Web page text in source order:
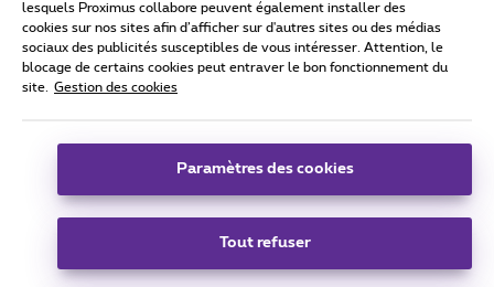
Tous droits réservés. © 2026
Conditions générales, info consommateur
Coordonnées de l’entreprise
Boulevard du Roi Albert II 27 - B-1030 Bruxelles.
lesquels Proximus collabore peuvent également installer des
cookies sur nos sites afin d’afficher sur d'autres sites ou des médias
sociaux des publicités susceptibles de vous intéresser. Attention, le
blocage de certains cookies peut entraver le bon fonctionnement du
site.
Gestion des cookies
Paramètres des cookies
Tout refuser